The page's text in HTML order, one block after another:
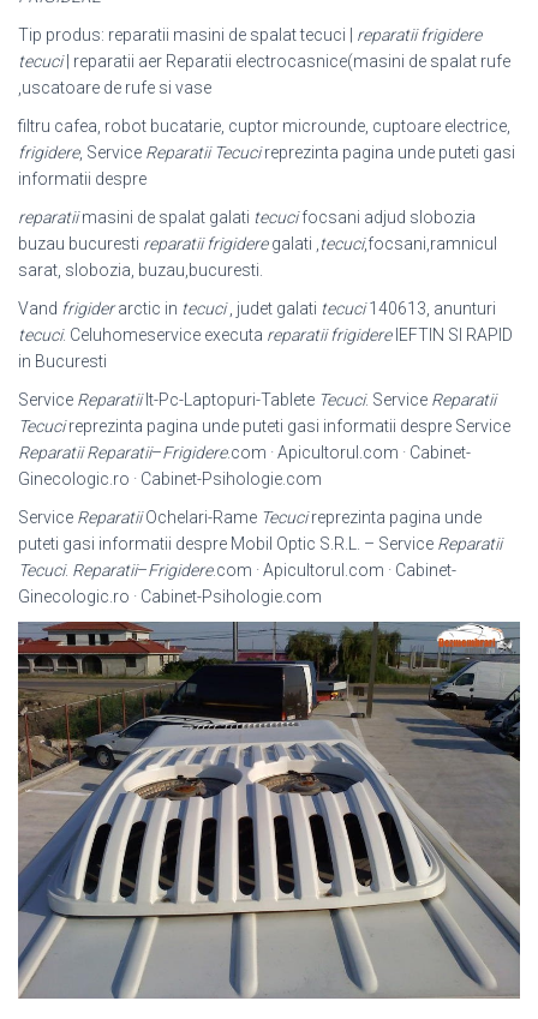
Tip produs: reparatii masini de spalat tecuci | reparatii frigidere
tecuci| reparatii aer Reparatii electrocasnice(masini de spalat rufe
,uscatoare de rufe si vase
filtru cafea, robot bucatarie, cuptor microunde, cuptoare electrice,
frigidere, Service Reparatii Tecucireprezinta pagina unde puteti gasi
informatii despre
reparatiimasini de spalat galati tecucifocsani adjud slobozia
buzau bucuresti reparatii frigideregalati ,tecuci,focsani,ramnicul
sarat, slobozia, buzau,bucuresti.
Vand frigiderarctic in tecuci, judet galati tecuci140613, anunturi
tecuci. Celuhomeservice executa reparatii frigidereIEFTIN SI RAPID
in Bucuresti
Service ReparatiiIt-Pc-Laptopuri-Tablete Tecuci. Service Reparatii
Tecucireprezinta pagina unde puteti gasi informatii despre Service
Reparatii Reparatii–Frigidere.com · Apicultorul.com · Cabinet-
Ginecologic.ro · Cabinet-Psihologie.com
Service ReparatiiOchelari-Rame Tecucireprezinta pagina unde
puteti gasi informatii despre Mobil Optic S.R.L. – Service Reparatii
Tecuci. Reparatii–Frigidere.com · Apicultorul.com · Cabinet-
Ginecologic.ro · Cabinet-Psihologie.com